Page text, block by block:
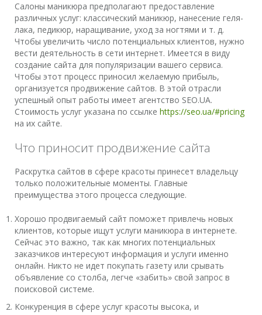
Салоны маникюра предполагают предоставление
различных услуг: классический маникюр, нанесение геля-
лака, педикюр, наращивание, уход за ногтями и т. д.
Чтобы увеличить число потенциальных клиентов, нужно
вести деятельность в сети интернет. Имеется в виду
создание сайта для популяризации вашего сервиса.
Чтобы этот процесс приносил желаемую прибыль,
организуется продвижение сайтов. В этой отрасли
успешный опыт работы имеет агентство SEO.UA.
Стоимость услуг указана по ссылке https://seo.ua/#pricing
на их сайте.
Что приносит продвижение сайта
Раскрутка сайтов в сфере красоты принесет владельцу
только положительные моменты. Главные
преимущества этого процесса следующие.
Хорошо продвигаемый сайт поможет привлечь новых
клиентов, которые ищут услуги маникюра в интернете.
Сейчас это важно, так как многих потенциальных
заказчиков интересуют информация и услуги именно
онлайн. Никто не идет покупать газету или срывать
объявление со столба, легче «забить» свой запрос в
поисковой системе.
Конкуренция в сфере услуг красоты высока, и